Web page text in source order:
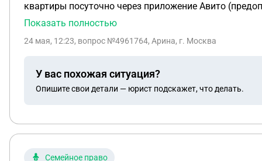
квартиры посуточно через приложение Авито
карточке жилья не было указано никаких условий
сообщение, арендодатель прислал мне в личные
получала. Налицо одностороннее изменение
вынужденную отмену по вине хозяина и вернуть
поддержка Авито, перекладывая на меня
Показать полностью
24 мая, 12:23, вопрос №4961764, Арина, г. Москва
У вас похожая ситуация?
Опишите свои детали — юрист подскажет, что делать.
Семейное право